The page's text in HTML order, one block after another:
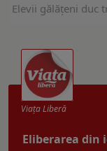
Elevii gălățeni duc
Viaţa Liberă
Eliberarea din